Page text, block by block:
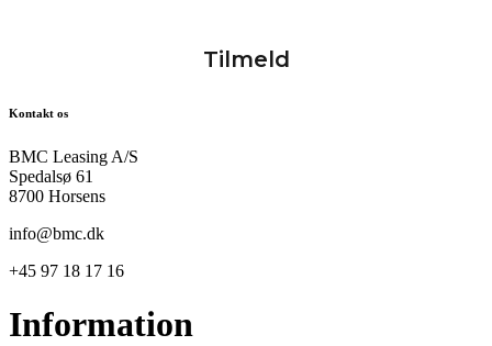
Kontakt os
BMC Leasing A/S
Spedalsø 61
8700 Horsens
info@bmc.dk
+45 97 18 17 16
Information